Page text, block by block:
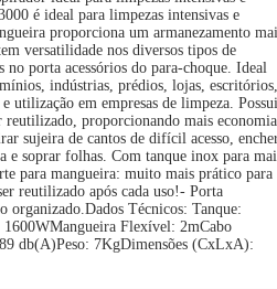
é ideal para limpezas intensivas e
proporciona um armanezamento
versatilidade nos diversos tipos de
no porta acessórios do para-choque. Ideal
indústrias, prédios, lojas, escritórios,
utilização em empresas de limpeza. Possui
proporcionando mais
sujeira de cantos de difícil acesso,
e soprar folhas. Com tanque inox para
para mangueira: muito mais prático para
reutilizado após cada uso!- Porta
organizado.Dados Técnicos: Tanque:
Flexível: 2mCabo
db(A)Peso: 7KgDimensões (CxLxA):